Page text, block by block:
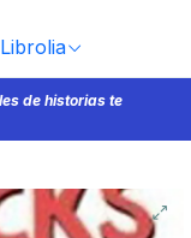
de historias te